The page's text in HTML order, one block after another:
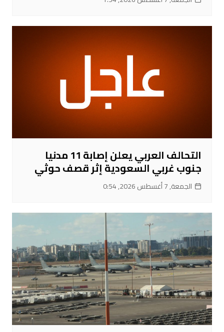
التحالف العربي يعلن إصابة 11 مدنيا
جنوب غربي السعودية إثر قصف حوثي
الجمعة, 7 أغسطس 2026, 0:54